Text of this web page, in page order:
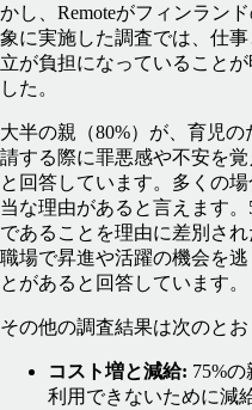
かし、Remoteがフィンラン
象に実施した調査では、仕
立が負担になっていることが
した。
大半の親（80%）が、育児の
請する際に罪悪感や不安を
と回答しています。多くの
当な理由があると言えます
であることを理由に差別され
職場で昇進や活躍の機会を逃
とがあると回答しています。
その他の調査結果は次のとお
コスト増と減給: 75%
利用できないために減